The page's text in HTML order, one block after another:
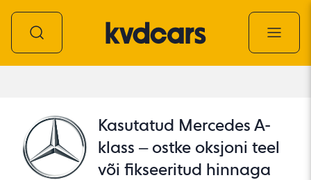
Kasutatud Mercedes A-
klass – ostke oksjoni teel
või fikseeritud hinnaga